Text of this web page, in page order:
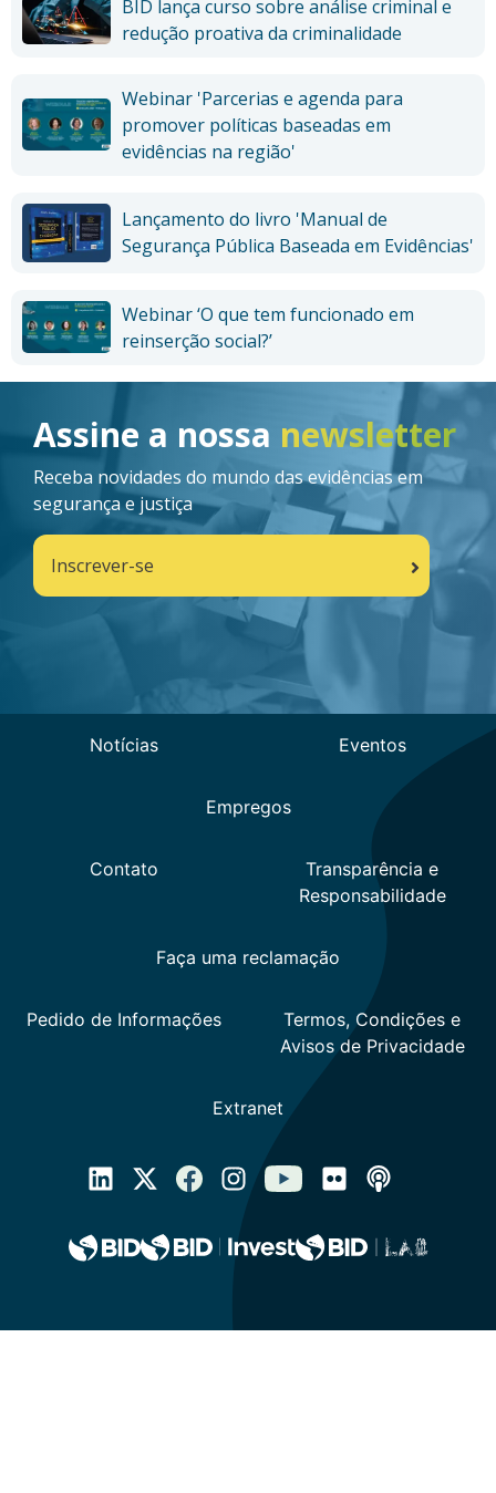
BID lança curso sobre análise criminal e
redução proativa da criminalidade
Webinar 'Parcerias e agenda para
promover políticas baseadas em
evidências na região'
Lançamento do livro 'Manual de
Segurança Pública Baseada em Evidências'
Webinar ‘O que tem funcionado em
reinserção social?’
Assine a nossa newsletter
Receba novidades do mundo das evidências em
segurança e justiça
Inscrever-se